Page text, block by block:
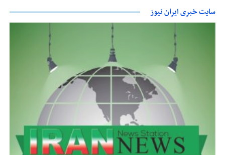
سایت خبری ایران نیوز